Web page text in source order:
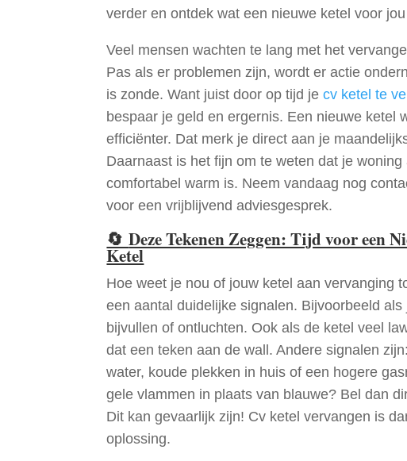
verder en ontdek wat een nieuwe ketel voor
Veel mensen wachten te lang met het
Pas als er problemen zijn, wordt er actie
is zonde. Want juist door op tijd jecv ketel te
bespaar je geld en ergernis. Een nieuwe ketel
efficiënter. Dat merk je direct aan je
Daarnaast is het fijn om te weten dat je woning
comfortabel warm is. Neem vandaag nog
voor een vrijblijvend adviesgesprek.
🔄Deze Tekenen Zeggen: Tijd voor een
Ketel
Hoe weet je nou of jouw ketel aan vervanging
een aantal duidelijke signalen. Bijvoorbeeld als
bijvullen of ontluchten. Ook als de ketel veel
dat een teken aan de wall. Andere signalen
water, koude plekken in huis of een hogere
gele vlammen in plaats van blauwe? Bel dan
Dit kan gevaarlijk zijn! Cv ketel vervangen is
oplossing.